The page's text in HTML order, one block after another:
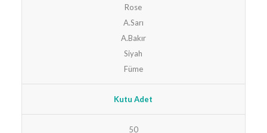
Rose
A.Sarı
A.Bakır
Siyah
Füme
Kutu Adet
50